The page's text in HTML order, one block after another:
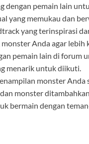
dengan pemain lain
yang memukau dan
yang terinspirasi
Anda agar lebih
pemain lain di forum
menarik untuk diikuti.
monster Anda
monster
bermain dengan